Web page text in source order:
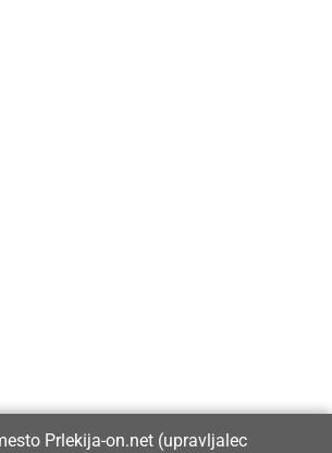
urednik:
Prlekija-on.net (upravljalec